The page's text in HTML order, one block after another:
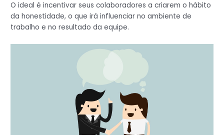
O ideal é incentivar seus colaboradores a criarem o hábito
da honestidade, o que irá influenciar no ambiente de
trabalho e no resultado da equipe.